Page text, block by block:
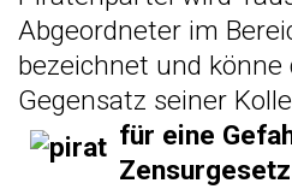
Abgeordneter im
bezeichnet und könne
Gegensatz seiner
für eine